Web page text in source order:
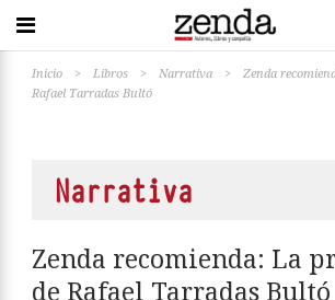
Inicio > Libros > Narrativa >
Zenda
Rafael Tarradas Bultó
Narrativa
Zenda recomienda: La
de Rafael Tarradas Bultó